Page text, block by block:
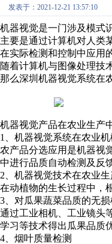
发表于：2021-12-21 13:57:10
机器视觉是一门涉及模式
主要是通过计算机对人类
在实际检测和控制中应用
随着计算机与图像处理技
那么深圳机器视觉系统在
机器视觉产品在农业生产
1、机器视觉系统在农业机
农产品分选应用是机器视
中进行品质自动检测及反
2、机器视觉技术在农业
在动植物的生长过程中，
3、对瓜果蔬菜品质的无损
通过工业相机、工业镜头
学习等技术得出瓜果品质
4、烟叶质量检测